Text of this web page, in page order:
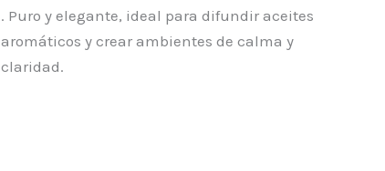
. Puro y elegante, ideal para difundir aceites
aromáticos y crear ambientes de calma y
claridad.